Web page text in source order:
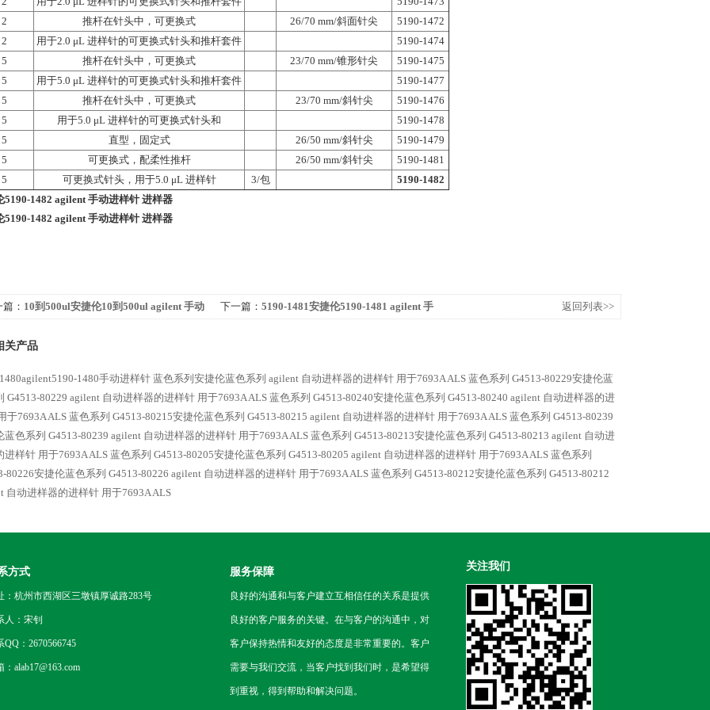
2
推杆在针头中，可更换式 26/70 mm/斜面针尖
5190-1472
2
用于2.0 μL 进样针的可更换式针头和推杆套件
5190-1474
5
推杆在针头中，可更换式 23/70 mm/锥形针尖
5190-1475
5
用于5.0 μL 进样针的可更换式针头和推杆套件
5190-1477
5
推杆在针头中，可更换式 23/70 mm/斜针尖
5190-1476
5
用于5.0 μL 进样针的可更换式针头和
5190-1478
5
直型，固定式 26/50 mm/斜针尖
5190-1479
5
可更换式，配柔性推杆 26/50 mm/斜针尖
5190-1481
5
可更换式针头，用于5.0 μL 进样针 3/包
5190-1482
5190-1482 agilent 手动进样针 进样器
5190-1482 agilent 手动进样针 进样器
： 10到500ul安捷伦10到500ul agilent 手动
下一篇： 5190-1481安捷伦5190-1481 agilent 手
返回列表>>
关产品
1480手动进样针蓝色系列安捷伦蓝色系列 agilent 自动进样器的进样针 用于7693A ALS 蓝色系列 G4513-80229安捷伦蓝
G4513-80229 agilent 自动进样器的进样针 用于7693A ALS 蓝色系列 G4513-80240安捷伦蓝色系列 G4513-80240 agilent 自动进样器的进
于7693A ALS 蓝色系列 G4513-80215安捷伦蓝色系列 G4513-80215 agilent 自动进样器的进样针 用于7693A ALS 蓝色系列 G4513-80239
蓝色系列 G4513-80239 agilent 自动进样器的进样针 用于7693A ALS 蓝色系列 G4513-80213安捷伦蓝色系列 G4513-80213 agilent 自动进
进样针 用于7693A ALS 蓝色系列 G4513-80205安捷伦蓝色系列 G4513-80205 agilent 自动进样器的进样针 用于7693A ALS 蓝色系列
80226安捷伦蓝色系列 G4513-80226 agilent 自动进样器的进样针 用于7693A ALS 蓝色系列 G4513-80212安捷伦蓝色系列 G4513-80212
自动进样器的进样针 用于7693A ALS
方式
：杭州市西湖区三墩镇厚诚路283号
人：宋钊
QQ：2670566745
：alab17@163.com
服务保障
良好的沟通和与客户建立互相信任的关系是提供
良好的客户服务的关键。在与客户的沟通中，对
客户保持热情和友好的态度是非常重要的。客户
需要与我们交流，当客户找到我们时，是希望得
到重视，得到帮助和解决问题。
关注我们